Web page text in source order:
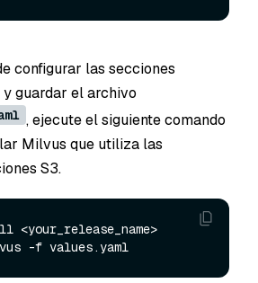
configurar las secciones
guardar el archivo
, ejecute el siguiente comando
Milvus que utiliza las
S3.
<your_release_name>